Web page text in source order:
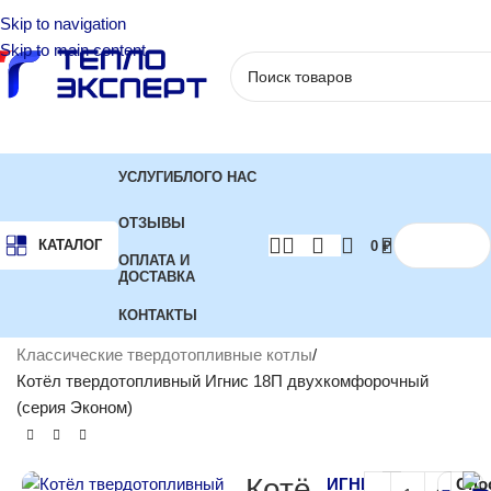
Skip to navigation
Skip to main content
КАТАЛОГ
УСЛУГИБЛОГО НАС
ОТЗЫВЫ
ОПЛАТА И
ДОСТАВКА
КОНТАКТЫ
0 ₽
Классические твердотопливные котлы
Котёл твердотопливный Игнис 18П двухкомфорочный
(серия Эконом)
ИГНИС